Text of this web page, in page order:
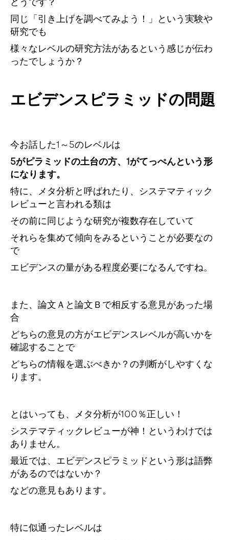
同じ「引き上げを調べてみよう！」という実験や
研究でも
様々なレベルの研究方法があるという感じが伝わ
ったでしょうか？
エビデンスピラミッドの問題
今お話した1～5のレベルは
5がピラミッドの土台の方、1がてっぺんという形
になります。
特に、メタ分析と呼ばれたり、システマティック
レビューと言われる類は
その前に同じような研究が複数存在していて
それらを集めて傾向をみるということが必要なの
で
エビデンスの量がある程度必要になるんですね。
また、論文Ａと論文Ｂで相反する意見があった場
合
どちらの意見の方がエビデンスレベルが高いかを
確認することで
どちらの情報を選ぶべきか？の判断がしやすくな
ります。
とはいっても、メタ分析が100％正しい！
システマティックレビューが神！というわけでは
ありません。
最近では、エビデンスピラミッドという形は語弊
があるのではないか？
などの意見もあります。
特に似通ったレベルは